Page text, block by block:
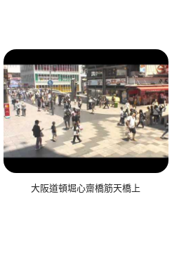
大阪道頓堀心齋橋筋天橋上